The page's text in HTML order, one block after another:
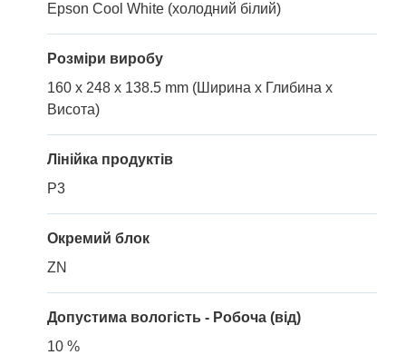
Epson Cool White (холодний білий)
Розміри виробу
160 x 248 x 138.5 mm (Ширина x Глибина x
Висота)
Лінійка продуктів
P3
Окремий блок
ZN
Допустима вологість - Робоча (від)
10 %